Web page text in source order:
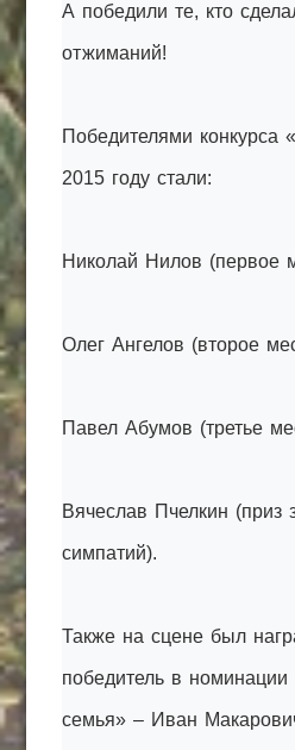
А победили те, кто
отжиманий!
Победителями
2015 году стали:
Николай Нилов (первое
Олег Ангелов (второе
Павел Абумов (третье
Вячеслав Пчелкин (приз
симпатий).
Также на сцене был
победитель в
семья» – Иван